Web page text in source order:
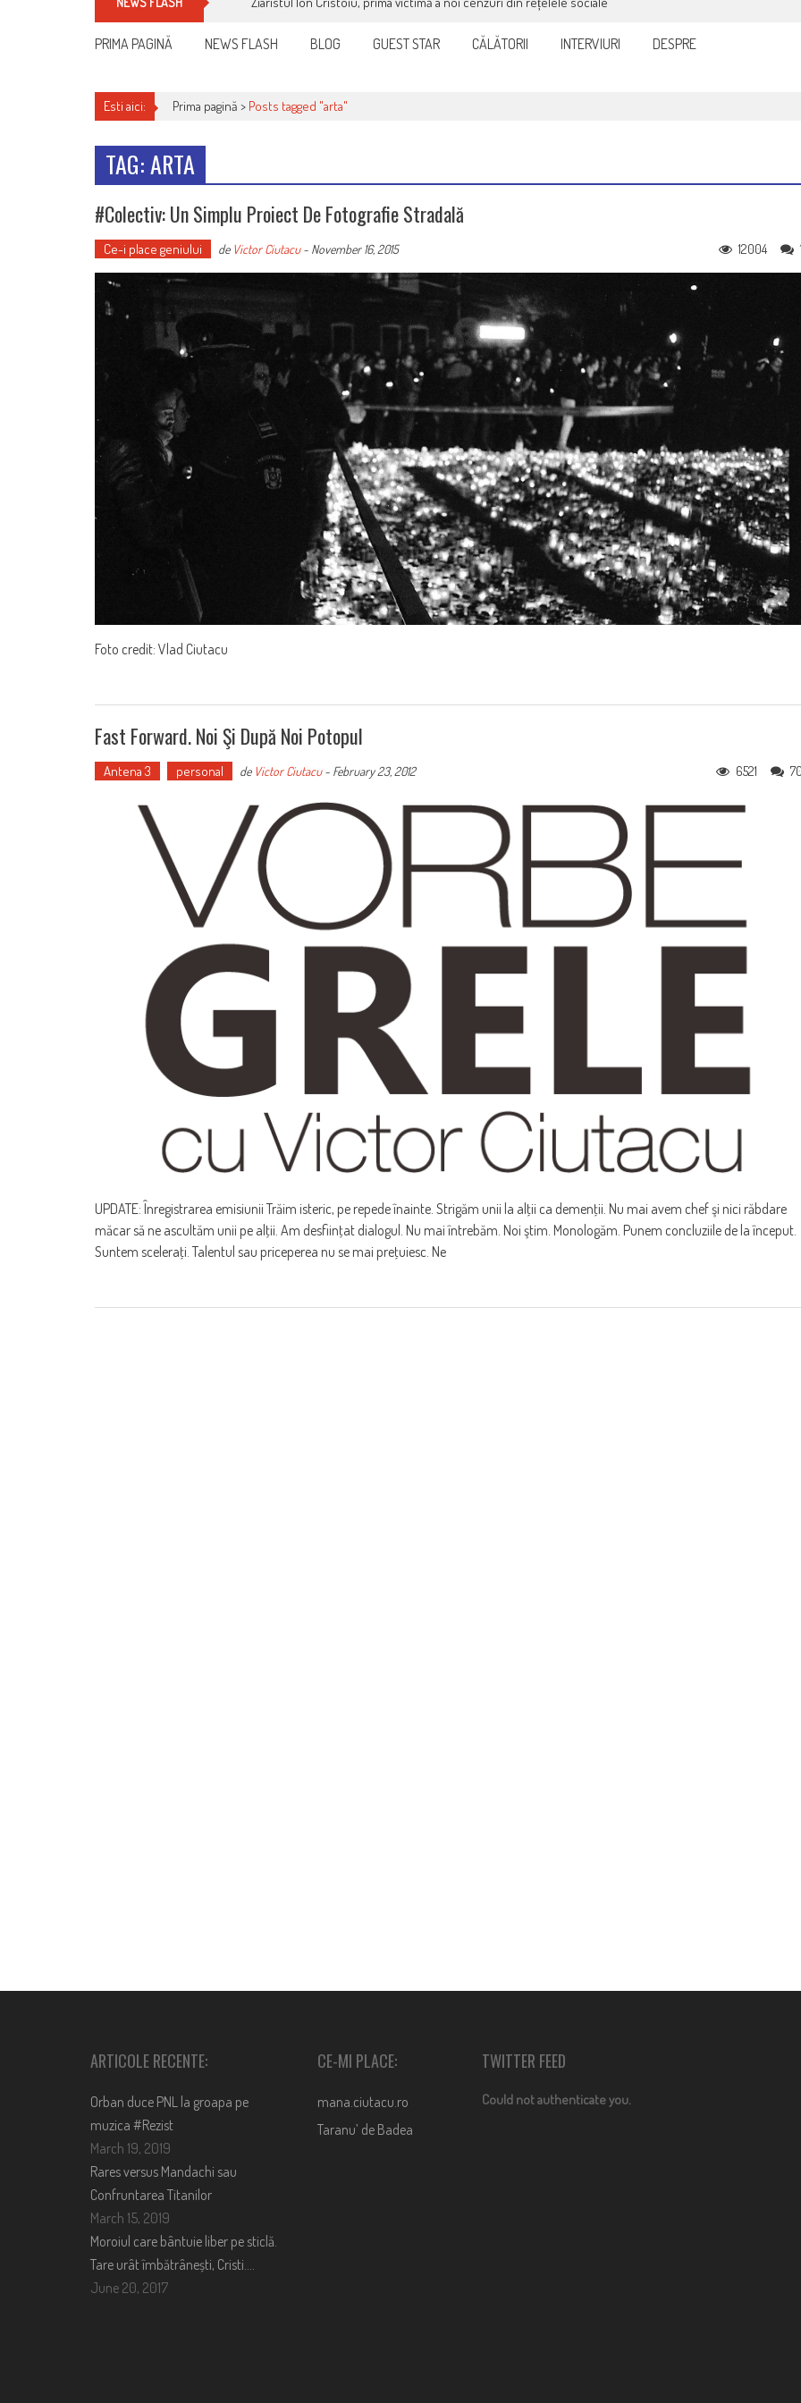
PRIMA PAGINĂ NEWS FLASH BLOG GUEST STAR CĂLĂTORII INTERVIURI DESPRE
Esti aici: Prima pagină > Posts tagged "arta"
TAG: ARTA
#Colectiv: Un Simplu Proiect De Fotografie Stradală
Ce-i place geniului de Victor Ciutacu- November 16, 2015 12004
Foto credit: Vlad Ciutacu
Fast Forward. Noi Şi După Noi Potopul
Antena 3 personal de Victor Ciutacu- February 23, 2012 6521
UPDATE: Înregistrarea emisiunii Trăim isteric, pe repede înainte. Strigăm unii la alţii ca demenţii. Nu mai avem chef şi nici răbdare
măcar să ne ascultăm unii pe alţii. Am desfiinţat dialogul. Nu mai întrebăm. Noi ştim. Monologăm. Punem concluziile de la început.
Suntem sceleraţi. Talentul sau priceperea nu se mai preţuiesc. Ne
ARTICOLE RECENTE:
Orban duce PNL la groapa pe
muzica #Rezist
March 19, 2019
Rares versus Mandachi sau
Confruntarea Titanilor
March 15, 2019
Moroiul care bântuie liber pe sticlă.
Tare urât îmbătrânești, Cristi….
June 20, 2017
CE-MI PLACE:
mana.ciutacu.ro
Taranu’ de Badea
TWITTER FEED
Could not authenticate you.